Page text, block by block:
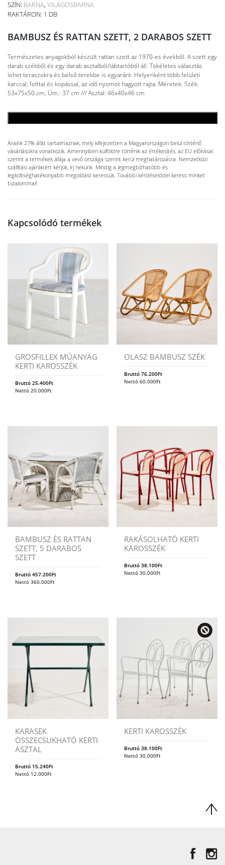
SZÍN: BARNA, VILÁGOSBARNA
RAKTÁRON: 1 DB
BAMBUSZ ÉS RATTAN SZETT, 2 DARABOS SZETT
Természetes anyagokból készült rattan szett az 1970-es évekből. A szett egy
darab székből és egy darab asztalból/lábtartóból áll. Tökéletes választás
lehet teraszokra és belső terekbe is egyaránt. Helyenként több felületi
karccal, folttal és kopással, az idő nyomot hagyott rajta. Méretek: Szék:
53x75x50 cm, Üm.: 37 cm /// Asztal: 46x40x46 cm
Áraink 27% áfát tartalmaznak, mely kifejezetten a Magyarországon belül történő
vásárlásokra vonatkozik. Amennyiben külföldre történik az értékesítés, az EU előírásai
szerint a termékek áfája a vevő országa szerint kerül meghatározásra. Nemzetközi
szállítási ajánlatért kérjük, írj nekünk. Mindig a legmegbízhatóbb és
legköltséghatékonyabb megoldást keressük. További kérdéseiddel keress minket
bizalommal!
Kapcsolódó termékek
GROSFILLEX MŰANYAG
KERTI KAROSSZÉK
Bruttó 25.400Ft
Nettó 20.000Ft
OLASZ BAMBUSZ SZÉK
Bruttó76.200Ft
Nettó60.000Ft
BAMBUSZ ÉS RATTAN
SZETT, 5 DARABOS
SZETT
Bruttó 457.200Ft
Nettó 360.000Ft
RAKÁSOLHATÓ KERTI
KAROSSZÉK
Bruttó38.100Ft
Nettó30.000Ft
KARASEK
ÖSSZECSUKHATÓ KERTI
ASZTAL
Bruttó 15.240Ft
Nettó 12.000Ft
KERTI KAROSSZÉK
Bruttó38.100Ft
Nettó30.000Ft